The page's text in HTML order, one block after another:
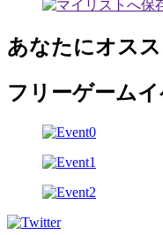
あなたにオス
フリーゲームイ